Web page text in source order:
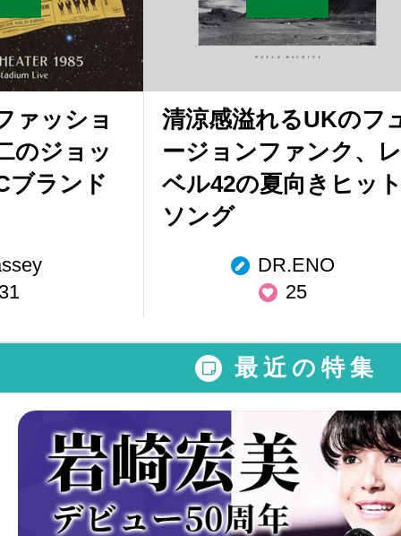
ァッショ
のジョッ
ブランド
清涼感溢れるUKのフ
ージョンファンク、レ
ベル42の夏向きヒッ
ソング
DR.ENO
25
最近の特集